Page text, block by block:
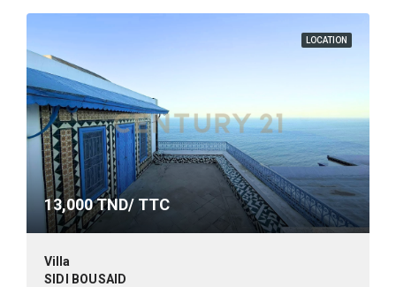
LOCATION
13,000TND/ TTC
Villa
SIDI BOUSAID